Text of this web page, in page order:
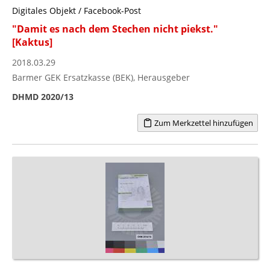
Digitales Objekt / Facebook-Post
"Damit es nach dem Stechen nicht piekst."
[Kaktus]
2018.03.29
Barmer GEK Ersatzkasse (BEK), Herausgeber
DHMD 2020/13
Zum Merkzettel hinzufügen